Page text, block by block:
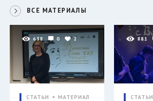
ВСЕ МАТЕРИАЛЫ
638 0 2
СТАТЬИ МАТЕРИАЛ
881
СТАТЬИ